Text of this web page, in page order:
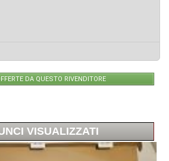
DA QUESTO RIVENDITORE
VISUALIZZATI